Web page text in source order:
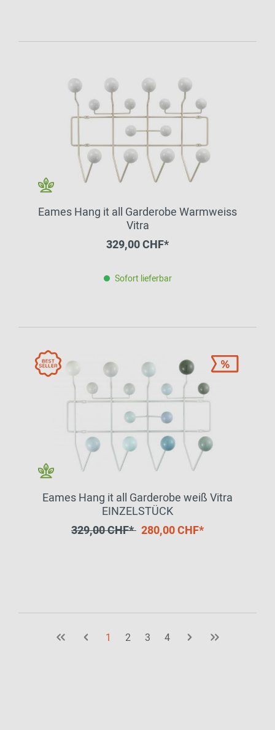
Eames Hang it all Garderobe Warmweiss
Vitra
329,00 CHF*
Sofort lieferbar
Eames Hang it all Garderobe weiß Vitra
EINZELSTÜCK
329,00 CHF* 280,00 CHF*
1 2 3 4